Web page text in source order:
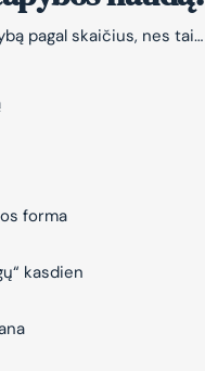
pagal skaičius, nes tai…
forma
kasdien